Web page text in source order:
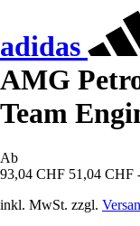
adidas
AMG
Team
Ab
93,04 CHF 51,04 CHF
inkl. MwSt. zzgl.